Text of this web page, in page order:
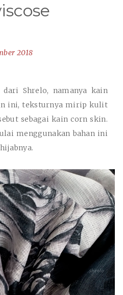
2018
Shrelo, namanya kain
ini, teksturnya mirip kulit
sebagai kain corn skin.
menggunakan bahan ini